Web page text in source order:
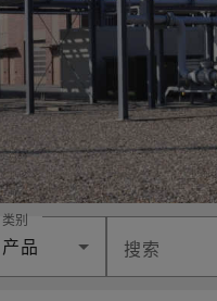
类别
产品 搜索